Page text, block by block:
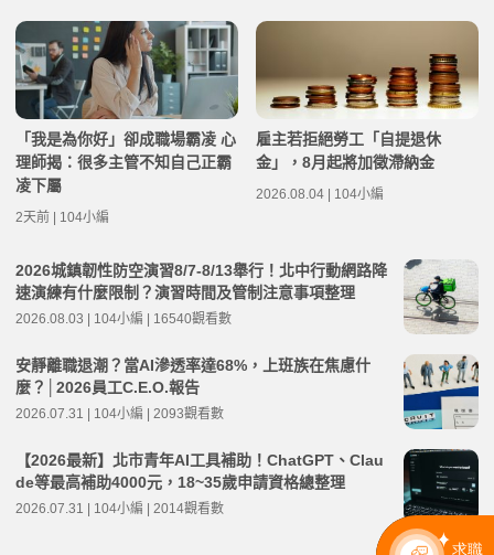
「我是為你好」卻成職場霸凌 心
理師揭：很多主管不知自己正霸
凌下屬
2天前 | 104小編
雇主若拒絕勞工「自提退休
金」，8月起將加徵滯納金
2026.08.04 | 104小編
2026城鎮韌性防空演習8/7-8/13舉行！北中行動網路降
速演練有什麼限制？演習時間及管制注意事項整理
2026.08.03 | 104小編 | 16540觀看數
安靜離職退潮？當AI滲透率達68%，上班族在焦慮什
麼？│2026員工C.E.O.報告
2026.07.31 | 104小編 | 2093觀看數
【2026最新】北市青年AI工具補助！ChatGPT、Clau
de等最高補助4000元，18~35歲申請資格總整理
2026.07.31 | 104小編 | 2014觀看數